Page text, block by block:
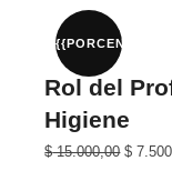
era:
$ 25.000,00.$
Rol del
Higiene
El
$15.000,00El
$